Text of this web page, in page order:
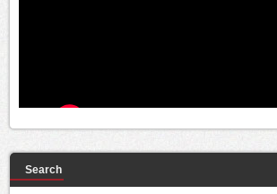
Search